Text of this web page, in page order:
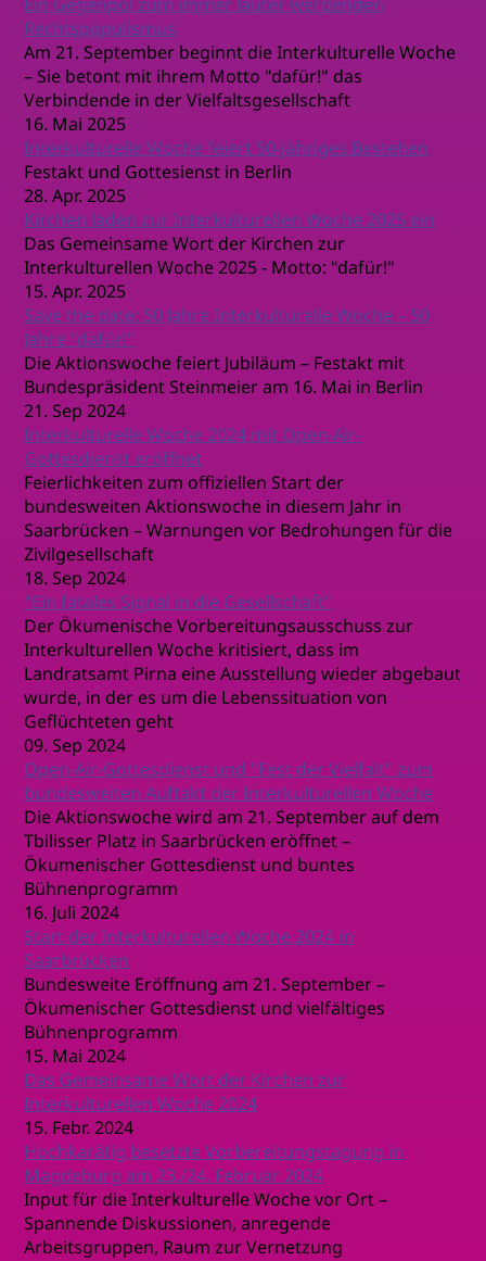
Rechtspopulismus
Am 21. September beginnt die Interkulturelle Woche
– Sie betont mit ihrem Motto "dafür!" das
Verbindende in der Vielfaltsgesellschaft
16. Mai 2025
Interkulturelle Woche feiert 50-jähriges Bestehen
Festakt und Gottesienst in Berlin
28. Apr. 2025
Kirchen laden zur Interkulturellen Woche 2025 ein
Das Gemeinsame Wort der Kirchen zur
Interkulturellen Woche 2025 - Motto: "dafür!"
15. Apr. 2025
Save the date: 50 Jahre Interkulturelle Woche – 50
Jahre "dafür!"
Die Aktionswoche feiert Jubiläum – Festakt mit
Bundespräsident Steinmeier am 16. Mai in Berlin
21. Sep 2024
Interkulturelle Woche 2024 mit Open-Air-
Gottesdienst eröffnet
Feierlichkeiten zum offiziellen Start der
bundesweiten Aktionswoche in diesem Jahr in
Saarbrücken – Warnungen vor Bedrohungen für die
Zivilgesellschaft
18. Sep 2024
"Ein fatales Signal in die Gesellschaft"
Der Ökumenische Vorbereitungsausschuss zur
Interkulturellen Woche kritisiert, dass im
Landratsamt Pirna eine Ausstellung wieder abgebaut
wurde, in der es um die Lebenssituation von
Geflüchteten geht
09. Sep 2024
Open-Air-Gottesdienst und "Fest der Vielfalt" zum
bundesweiten Auftakt der Interkulturellen Woche
Die Aktionswoche wird am 21. September auf dem
Tbilisser Platz in Saarbrücken eröffnet –
Ökumenischer Gottesdienst und buntes
Bühnenprogramm
16. Juli 2024
Start der Interkulturellen Woche 2024 in
Saarbrücken
Bundesweite Eröffnung am 21. September –
Ökumenischer Gottesdienst und vielfältiges
Bühnenprogramm
15. Mai 2024
Das Gemeinsame Wort der Kirchen zur
Interkulturellen Woche 2024
15. Febr. 2024
Hochkarätig besetzte Vorbereitungstagung in
Magdeburg am 23./24. Februar 2024
Input für die Interkulturelle Woche vor Ort –
Spannende Diskussionen, anregende
Arbeitsgruppen, Raum zur Vernetzung